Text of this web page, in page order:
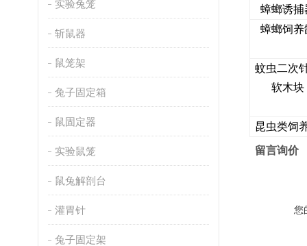
实验兔笼
斩鼠器
鼠笼架
兔子固定箱
鼠固定器
实验鼠笼
鼠兔解剖台
灌胃针
兔子固定架
蟑螂诱捕
蟑螂饲养
蚊虫二次
软木块
昆虫类饲
留言询价
您